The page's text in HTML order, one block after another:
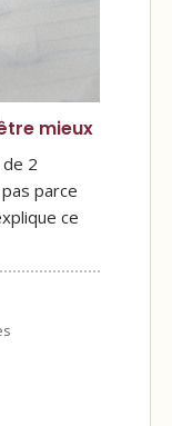
mieux
2
parce
ce